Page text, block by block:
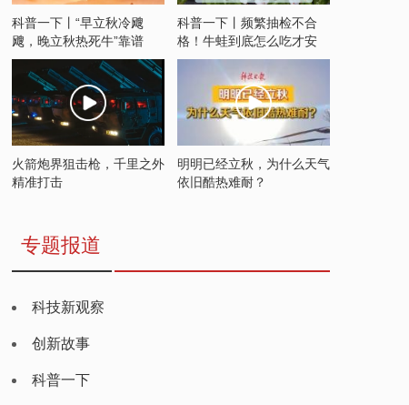
科普一下丨“早立秋冷飕
飕，晚立秋热死牛”靠谱
吗？
科普一下丨频繁抽检不合
格！牛蛙到底怎么吃才安
全？
火箭炮界狙击枪，千里之外
精准打击
明明已经立秋，为什么天气
依旧酷热难耐？
专题报道
科技新观察
创新故事
科普一下